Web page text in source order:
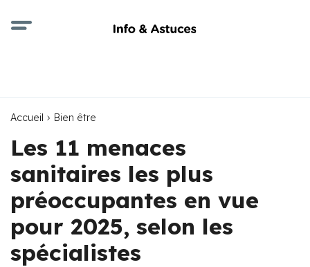
Accueil Bien être
Les 11 menaces
sanitaires les plus
préoccupantes en vue
pour 2025, selon les
spécialistes